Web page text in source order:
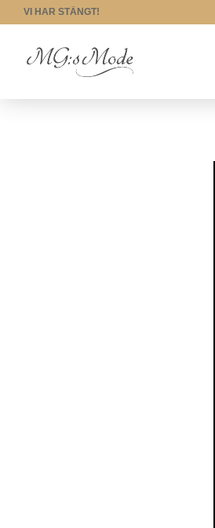
VI HAR STÄNGT!